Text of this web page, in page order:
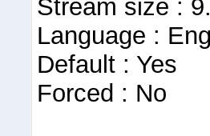
Stream size :
Language :
Default : Yes
Forced : No